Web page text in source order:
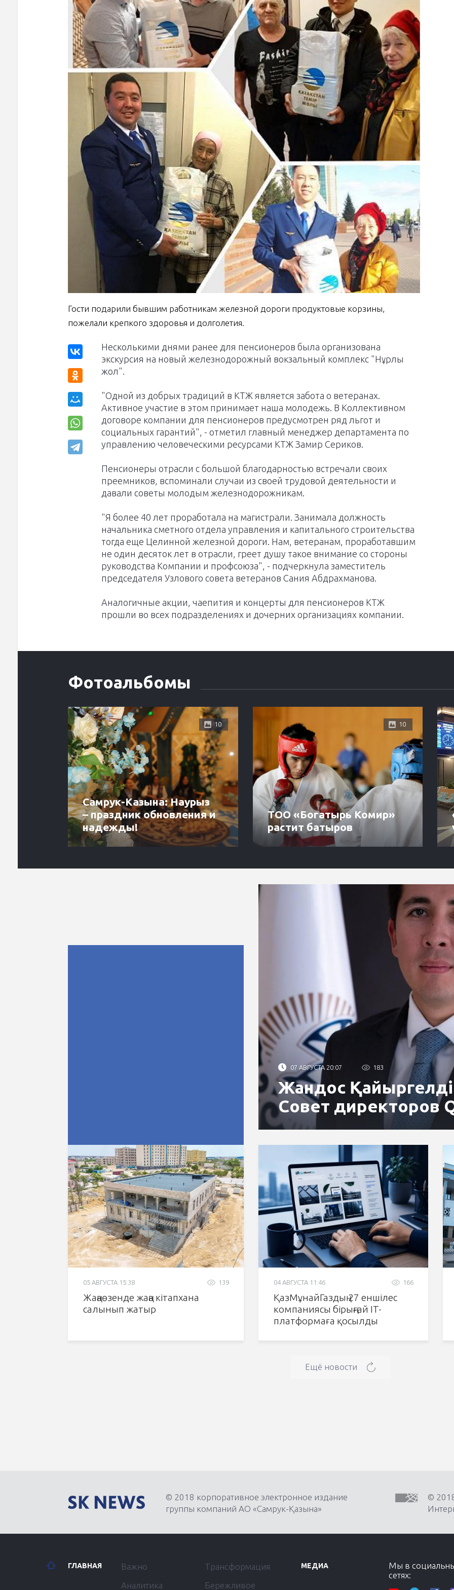
Гости подарили бывшим работникам железной дороги продуктовые корзины,
пожелали крепкого здоровья и долголетия.
Несколькими днями ранее для пенсионеров была организована
экскурсия на новый железнодорожный вокзальный комплекс "Нұрлы
жол".
"Одной из добрых традиций в КТЖ является забота о ветеранах.
Активное участие в этом принимает наша молодежь. В Коллективном
договоре компании для пенсионеров предусмотрен ряд льгот и
социальных гарантий", - отметил главный менеджер департамента по
управлению человеческими ресурсами КТЖ Замир Сериков.
Пенсионеры отрасли с большой благодарностью встречали своих
преемников, вспоминали случаи из своей трудовой деятельности и
давали советы молодым железнодорожникам.
"Я более 40 лет проработала на магистрали. Занимала должность
начальника сметного отдела управления и капитального строительства
тогда еще Целинной железной дороги. Нам, ветеранам, проработавшим
не один десяток лет в отрасли, греет душу такое внимание со стороны
руководства Компании и профсоюза", - подчеркнула заместитель
председателя Узлового совета ветеранов Сания Абдрахманова.
Аналогичные акции, чаепития и концерты для пенсионеров КТЖ
прошли во всех подразделениях и дочерних организациях компании.
Фотоальбомы
10
Самрук-Казына: Наурыз
– праздник обновления и
надежды!
10
ТОО «Богатырь Комир»
растит батыров
07 АВГУСТА 20:07 183
Жандос Қайыргелді
Совет директоров
139
05 АВГУСТА 15:38
Жаңаөзенде жаңа кітапхана
салынып жатыр
166
04 АВГУСТА 11:46
ҚазМұнайГаздың 27 еншілес
компаниясы бірыңғай IT-
платформаға қосылды
Ещё новости
© 2018 корпоративное электронное издание
группы компаний АО «Самрук-Қазына»
©
ГЛАВНАЯ
Важно
Аналитика
Трансформация
Бережливое
МЕДИА
Мы в
сетях: